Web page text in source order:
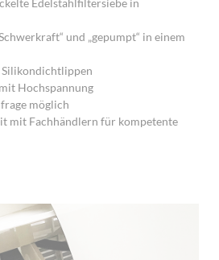
Edelstahlfiltersiebe in
und „gepumpt“ in einem
Silikondichtlippen
Hochspannung
möglich
mit Fachhändlern für kompetente